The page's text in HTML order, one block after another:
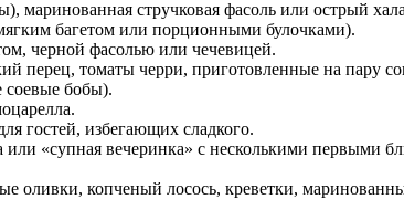
маринованная стручковая фасоль или острый
багетом или порционными булочками).
черной фасолью или чечевицей.
перец, томаты черри, приготовленные на пару
соевые бобы).
гостей, избегающих сладкого.
«супная вечеринка» с несколькими первыми
оливки, копченый лосось, креветки,